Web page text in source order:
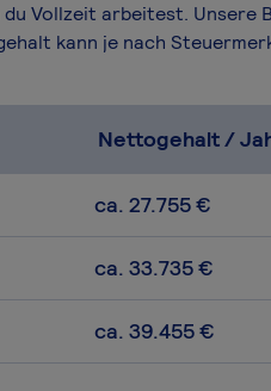
Vollzeit arbeitest. Unsere
kann je nach
Nettogehalt /
ca. 27.755 €
ca. 33.735 €
ca. 39.455 €